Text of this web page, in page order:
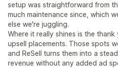
setup was straightforward from
much maintenance since, which
else we're juggling.
Where it really shines is the
upsell placements. Those spots
and ReSell turns them into a
revenue without any added ad